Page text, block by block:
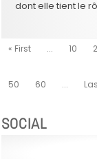
dont elle tient le
« First ... 10
50
60 ...
SOCIAL